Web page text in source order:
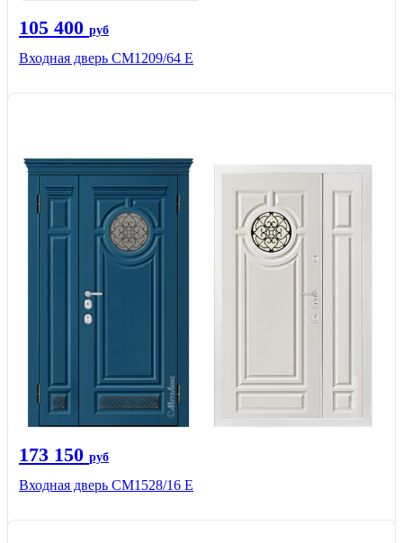
105 400 руб
Входная дверь CМ1209/64 Е
173 150 руб
Входная дверь СМ1528/16 Е